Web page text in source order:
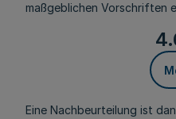
maßgeblichen Vorschriften
Eine Nachbeurteilung ist